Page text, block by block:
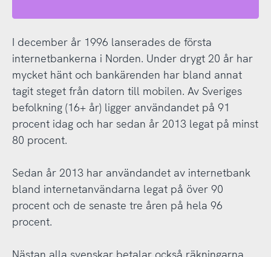
I december år 1996 lanserades de första
internetbankerna i Norden. Under drygt 20 år har
mycket hänt och bankärenden har bland annat
tagit steget från datorn till mobilen. Av Sveriges
befolkning (16+ år) ligger användandet på 91
procent idag och har sedan år 2013 legat på minst
80 procent.
Sedan år 2013 har användandet av internetbank
bland internetanvändarna legat på över 90
procent och de senaste tre åren på hela 96
procent.
Nästan alla svenskar betalar också räkningarna